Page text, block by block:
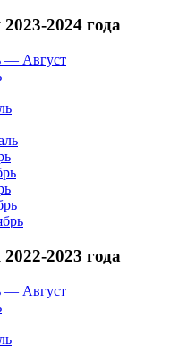
2024 года
— Август
2023 года
— Август